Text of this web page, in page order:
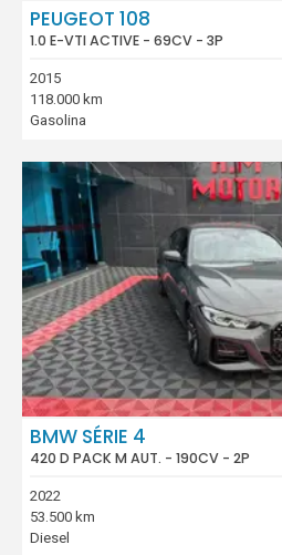
PEUGEOT 108
1.0 E-VTI ACTIVE - 69CV - 3P
2015
118.000 km
Gasolina
BMW SÉRIE 4
420 D PACK M AUT. - 190CV - 2P
2022
53.500 km
Diesel